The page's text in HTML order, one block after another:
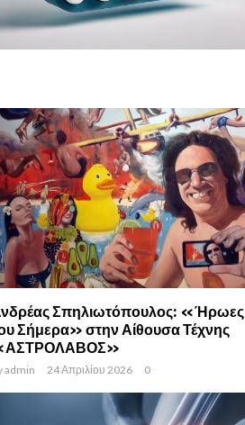
Σπηλιωτόπουλος: «Ήρωες
Σήμερα» στην Αίθουσα Τέχνης
admin 24 Απριλίου 2026 0